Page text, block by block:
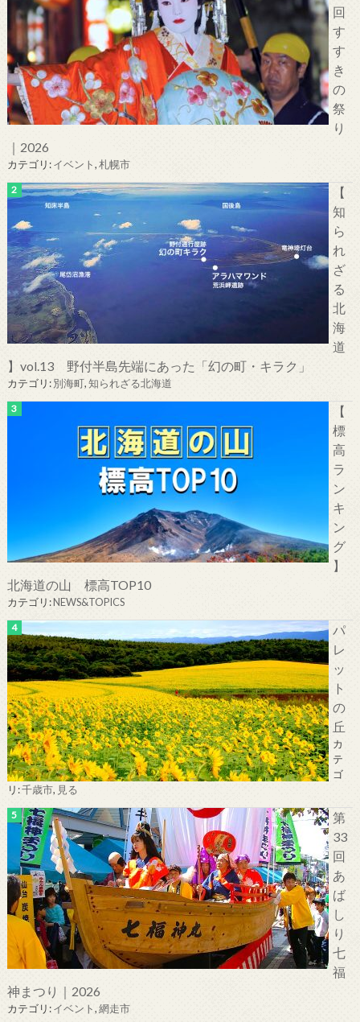
回
す
す
き
の
祭
り
｜2026
カテゴリ:イベント,札幌市
【
知
ら
れ
ざ
る
北
海
道
】vol.13 野付半島先端にあった「幻の町・キラク」
カテゴリ:別海町,知られざる北海道
【
標
高
ラ
ン
キ
ン
グ
】
北海道の山 標高TOP10
カテゴリ:NEWS&TOPICS
パ
レ
ッ
ト
の
丘
カ
テ
ゴ
リ:千歳市, 見る
第
33
回
あ
ば
し
り
七
福
神まつり｜2026
カテゴリ:イベント,網走市